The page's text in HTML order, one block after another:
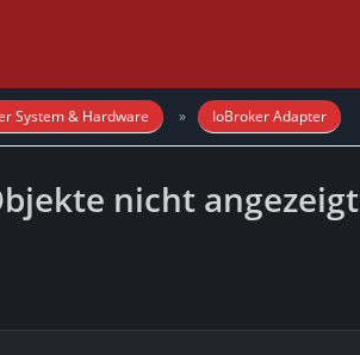
System & Hardware IoBroker Adapter
nicht angezeigt